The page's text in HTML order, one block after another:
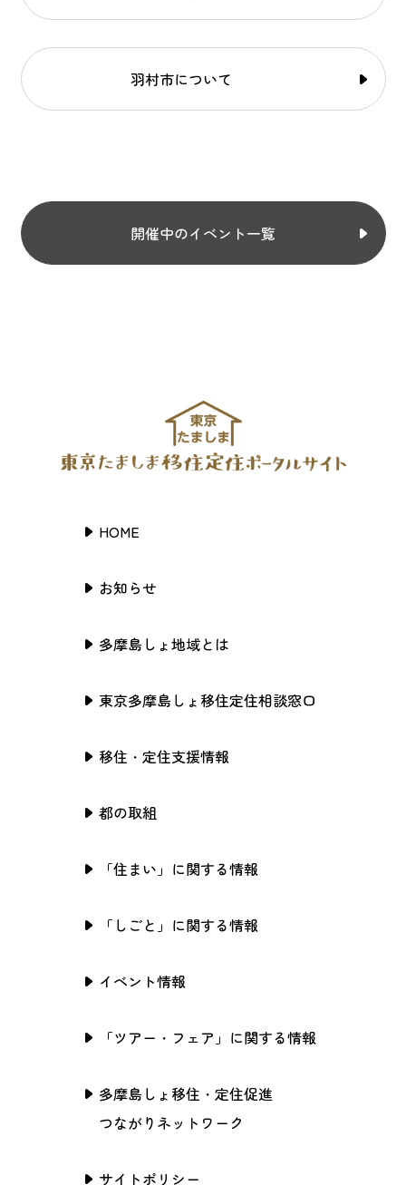
羽村市について
開催中のイベント一覧
HOME
お知らせ
多摩島しょ地域とは
東京多摩島しょ移住定住相談窓口
移住・定住支援情報
都の取組
「住まい」に関する情報
「しごと」に関する情報
イベント情報
「ツアー・フェア」に関する情報
多摩島しょ移住・定住促進
つながりネットワーク
サイトポリシー